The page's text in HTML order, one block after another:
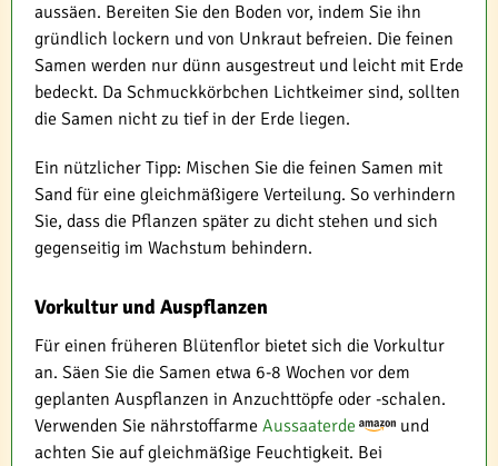
aussäen. Bereiten Sie den Boden vor, indem Sie ihn
gründlich lockern und von Unkraut befreien. Die feinen
Samen werden nur dünn ausgestreut und leicht mit Erde
bedeckt. Da Schmuckkörbchen Lichtkeimer sind, sollten
die Samen nicht zu tief in der Erde liegen.
Ein nützlicher Tipp: Mischen Sie die feinen Samen mit
Sand für eine gleichmäßigere Verteilung. So verhindern
Sie, dass die Pflanzen später zu dicht stehen und sich
gegenseitig im Wachstum behindern.
Vorkultur und Auspflanzen
Für einen früheren Blütenflor bietet sich die Vorkultur
an. Säen Sie die Samen etwa 6-8 Wochen vor dem
geplanten Auspflanzen in Anzuchttöpfe oder -schalen.
Verwenden Sie nährstoffarme Aussaaterde
und
achten Sie auf gleichmäßige Feuchtigkeit. Bei